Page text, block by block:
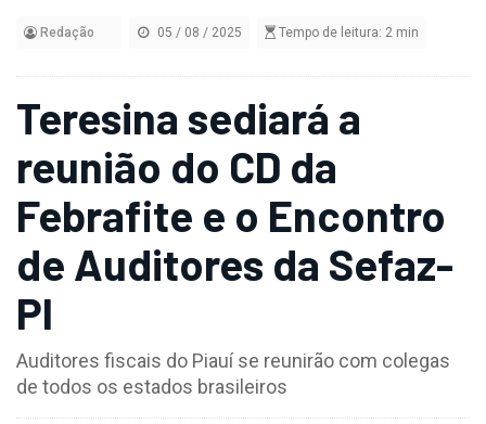
Redação 05 / 08 / 2025 Tempo de leitura: 2 min
Teresina sediará a
reunião do CD da
Febrafite e o Encontro
de Auditores da Sefaz-
PI
Auditores fiscais do Piauí se reunirão com colegas
de todos os estados brasileiros